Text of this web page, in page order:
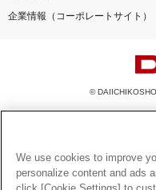
企業情報（コーポレートサイト）
©
このサイトに掲載されている一切
を問わず、著作権法の定める範囲を
とを禁じます。
楽曲及びコンテンツは、機種により
We use cookies to improve
personalize content and ads